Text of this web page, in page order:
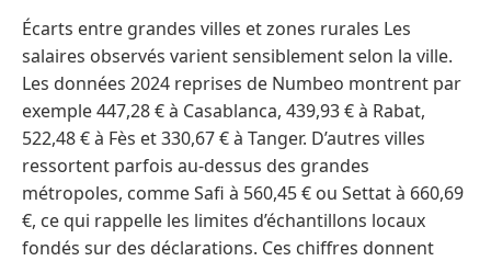
Écarts entre grandes villes et zones rurales Les
salaires observés varient sensiblement selon la ville.
Les données 2024 reprises de Numbeo montrent par
exemple 447,28 € à Casablanca, 439,93 € à Rabat,
522,48 € à Fès et 330,67 € à Tanger. D’autres villes
ressortent parfois au-dessus des grandes
métropoles, comme Safi à 560,45 € ou Settat à 660,69
€, ce qui rappelle les limites d’échantillons locaux
fondés sur des déclarations. Ces chiffres donnent